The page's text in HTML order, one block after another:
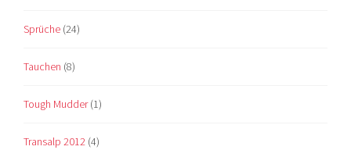
Sprüche (24)
Tauchen (8)
Tough Mudder(1)
Transalp 2012 (4)